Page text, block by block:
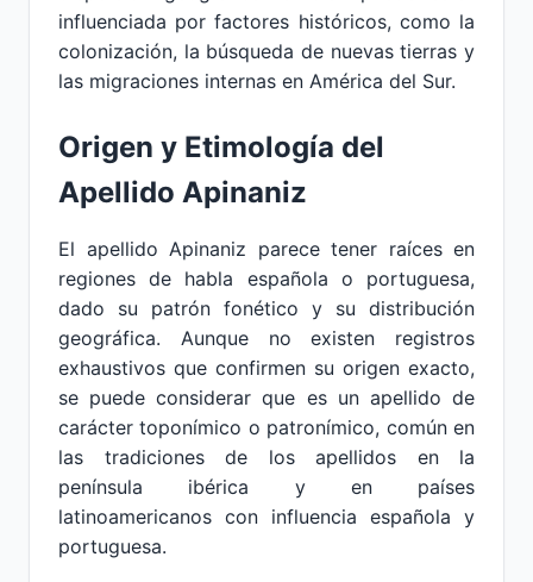
influenciada por factores históricos, como la
colonización, la búsqueda de nuevas tierras y
las migraciones internas en América del Sur.
Origen y Etimología del
Apellido Apinaniz
El apellido Apinaniz parece tener raíces en
regiones de habla española o portuguesa,
dado su patrón fonético y su distribución
geográfica. Aunque no existen registros
exhaustivos que confirmen su origen exacto,
se puede considerar que es un apellido de
carácter toponímico o patronímico, común en
las tradiciones de los apellidos en la
península ibérica y en países
latinoamericanos con influencia española y
portuguesa.